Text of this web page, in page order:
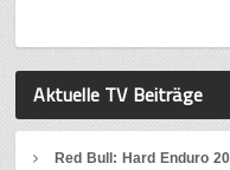
Aktuelle TV Beiträge
Red Bull: Hard Enduro